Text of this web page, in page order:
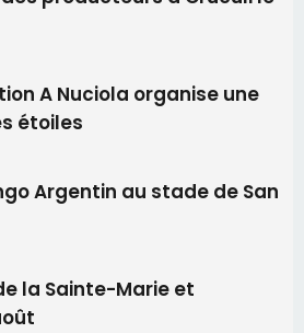
A Nuciola organise une
étoiles
Argentin au stade de San
la Sainte-Marie et